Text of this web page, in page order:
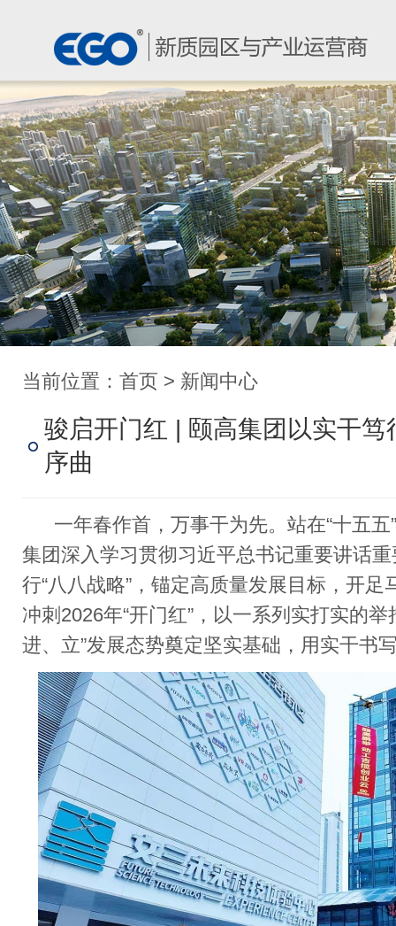
当前位置： 首页 > 新闻中心
骏启开门红 | 颐高集团以实干笃
序曲
一年春作首，万事干为先。站在“十五五
集团深入学习贯彻习近平总书记重要讲话
行“八八战略”，锚定高质量发展目标，开
冲刺2026年“开门红”，以一系列实打实的
进、立”发展态势奠定坚实基础，用实干书